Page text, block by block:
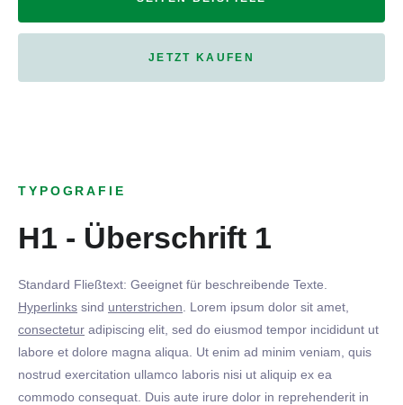
JETZT KAUFEN
TYPOGRAFIE
H1 - Überschrift 1
Standard Fließtext: Geeignet für beschreibende Texte.
Hyperlinks sind unterstrichen . Lorem ipsum dolor sit amet,
consectetur adipiscing elit, sed do eiusmod tempor incididunt ut
labore et dolore magna aliqua. Ut enim ad minim veniam, quis
nostrud exercitation ullamco laboris nisi ut aliquip ex ea
commodo consequat. Duis aute irure dolor in reprehenderit in